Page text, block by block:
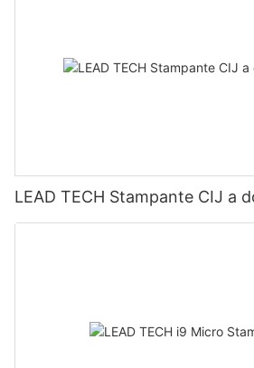
LEAD TECH Stampante CIJ a